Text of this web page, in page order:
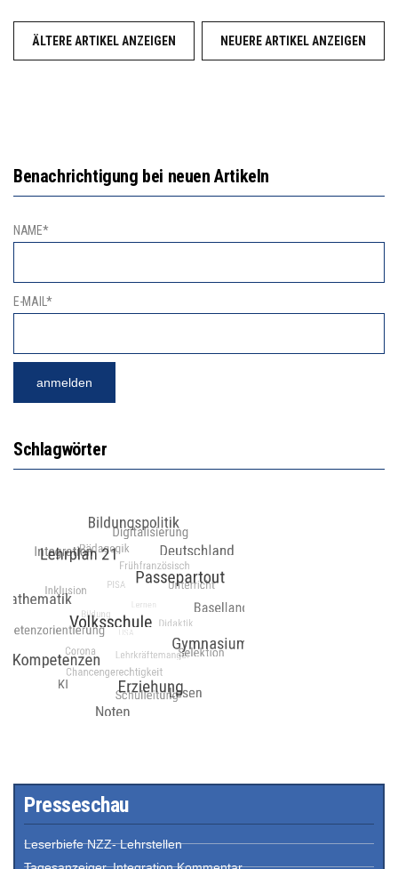
ÄLTERE ARTIKEL ANZEIGEN NEUERE ARTIKEL ANZEIGEN
Benachrichtigung bei neuen Artikeln
NAME*
E-MAIL*
Schlagwörter
Presseschau
Leserbiefe NZZ- Lehrstellen